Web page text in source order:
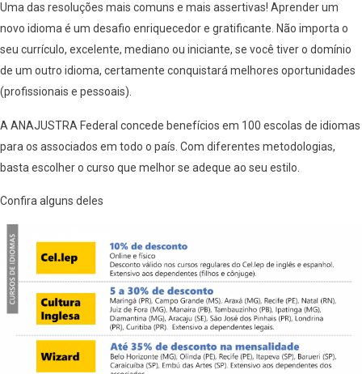
Uma das resoluções mais comuns e mais assertivas! Aprender um
novo idioma é um desafio enriquecedor e gratificante. Não importa o
seu currículo, excelente, mediano ou iniciante, se você tiver o domínio
de um outro idioma, certamente conquistará melhores oportunidades
(profissionais e pessoais).
A ANAJUSTRA Federal concede benefícios em 100 escolas de idiomas
para os associados em todo o país. Com diferentes metodologias,
basta escolher o curso que melhor se adeque ao seu estilo.
Confira alguns deles